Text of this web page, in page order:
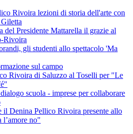
Rivoira lezioni di storia dell'arte con
del Presidente Mattarella il grazie al
Rivoira
gli studenti allo spettacolo 'Ma
sul campo
Rivoira di Saluzzo al Toselli per "Le
scuola - imprese per collaborare
il Denina Pellico Rivoira presente allo
l’amore no"